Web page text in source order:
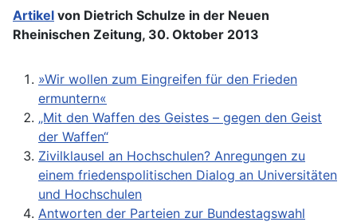
Artikel von Dietrich Schulze in der Neuen
Rheinischen Zeitung, 30. Oktober 2013
»Wir wollen zum Eingreifen für den Frieden
ermuntern«
„Mit den Waffen des Geistes – gegen den Geist
der Waffen“
Zivilklausel an Hochschulen? Anregungen zu
einem friedenspolitischen Dialog an Universitäten
und Hochschulen
Antworten der Parteien zur Bundestagswahl